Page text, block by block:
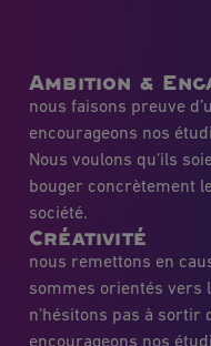
Ambition &
nous faisons preuve
encourageons nos
Nous voulons qu’ils
bouger concrètement
société.
Créativité
nous remettons en
sommes orientés vers
n’hésitons pas à sortir